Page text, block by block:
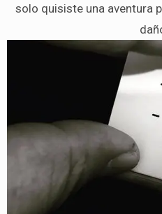
solo quisiste una aventura